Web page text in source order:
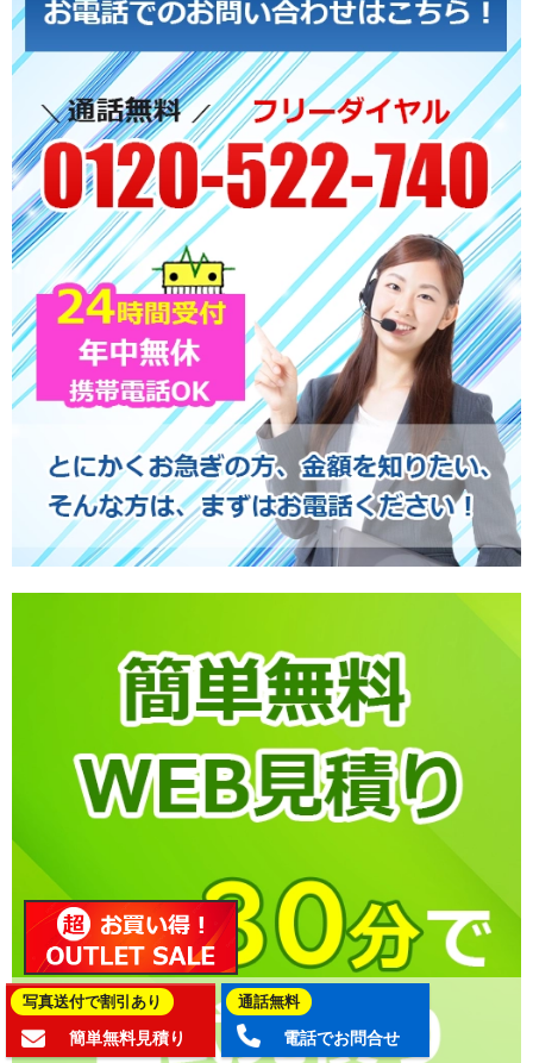
写真送付で割引あり
簡単無料見積り
通話無料
電話でお問合せ